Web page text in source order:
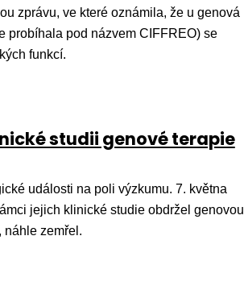
zprávu, ve které oznámila, že u genová
probíhala pod názvem CIFFREO) se
funkcí.
studii genové terapie
události na poli výzkumu. 7. května
jejich klinické studie obdržel genovou
náhle zemřel.